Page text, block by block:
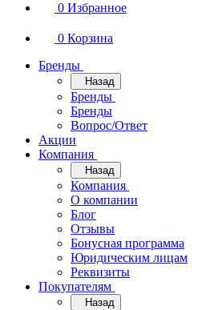
0 Избранное
0 Корзина
Бренды
Назад
Бренды
Бренды
Вопрос/Ответ
Акции
Компания
Назад
Компания
О компании
Блог
Отзывы
Бонусная программа
Юридическим лицам
Реквизиты
Покупателям
Назад